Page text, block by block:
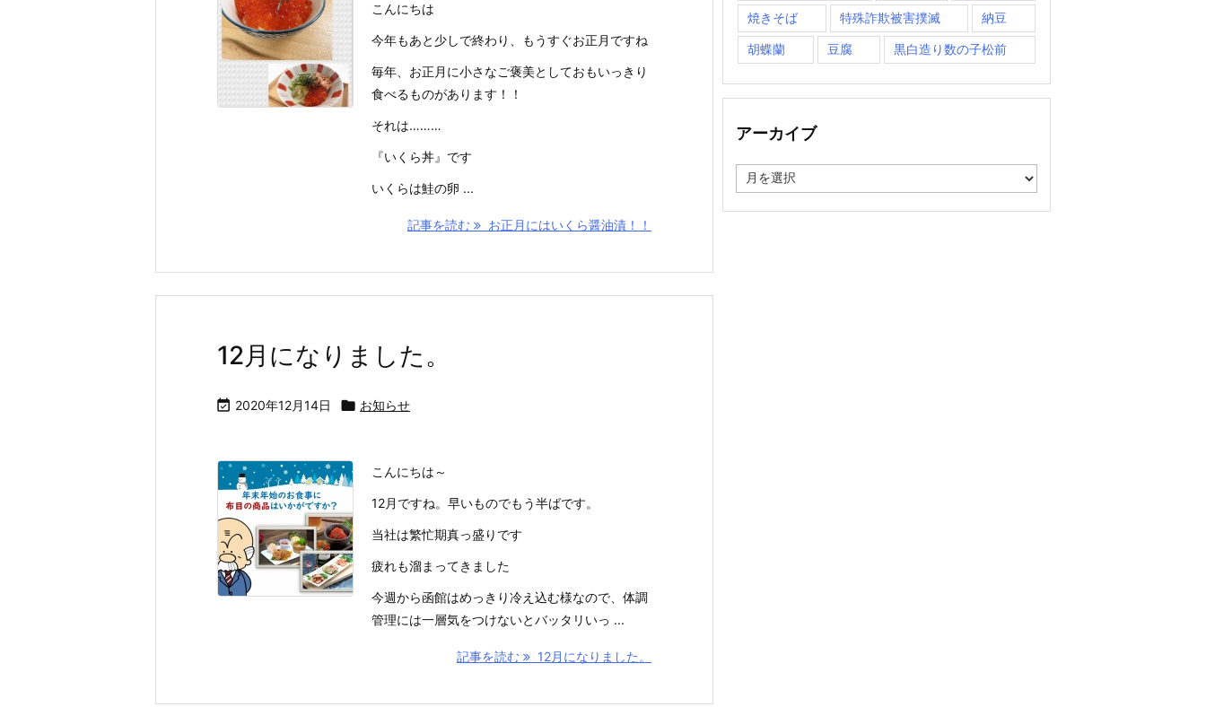
こんにちは
今年もあと少しで終わり、もうすぐお正月ですね
毎年、お正月に小さなご褒美としておもいっきり
食べるものがあります！！
それは………
『いくら丼』です
いくらは鮭の卵 ...
記事を読む お正月にはいくら醤油漬！！
12月になりました。
 2020年12月14日  お知らせ
こんにちは～
12月ですね。早いものでもう半ばです。
当社は繁忙期真っ盛りです
疲れも溜まってきました
今週から函館はめっきり冷え込む様なので、体調
管理には一層気をつけないとバッタリいっ ...
記事を読む 12月になりました。
焼きそば 特殊詐欺被害撲滅 納豆
胡蝶蘭 豆腐 黒白造り数の子松前
アーカイブ
ー